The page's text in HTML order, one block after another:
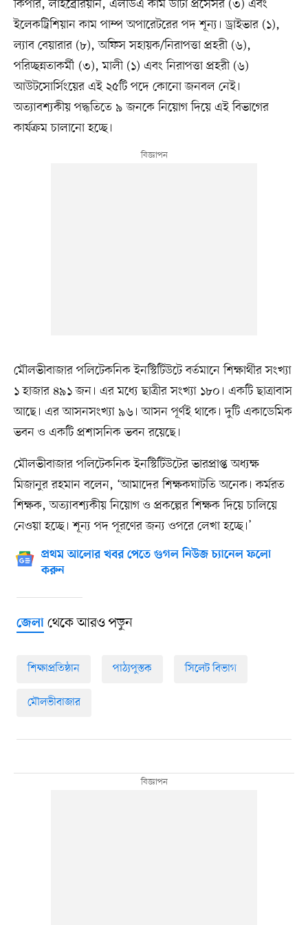
কিপার, লাইব্রেরিয়ান, এলডিএ কাম ডাটা প্রসেসর (৩) এবং
ইলেকট্রিশিয়ান কাম পাম্প অপারেটরের পদ শূন্য। ড্রাইভার (১),
ল্যাব বেয়ারার (৮), অফিস সহায়ক/নিরাপত্তা প্রহরী (৬),
পরিচ্ছন্নতাকর্মী (৩), মালী (১) এবং নিরাপত্তা প্রহরী (৬)
আউটসোর্সিংয়ের এই ২৫টি পদে কোনো জনবল নেই।
অত্যাবশ্যকীয় পদ্ধতিতে ৯ জনকে নিয়োগ দিয়ে এই বিভাগের
কার্যক্রম চালানো হচ্ছে।
মৌলভীবাজার পলিটেকনিক ইনস্টিটিউটে বর্তমানে শিক্ষার্থীর সংখ্যা
১ হাজার ৪৯১ জন। এর মধ্যে ছাত্রীর সংখ্যা ১৮০। একটি ছাত্রাবাস
আছে। এর আসনসংখ্যা ৯৬। আসন পূর্ণই থাকে। দুটি একাডেমিক
ভবন ও একটি প্রশাসনিক ভবন রয়েছে।
মৌলভীবাজার পলিটেকনিক ইনস্টিটিউটের ভারপ্রাপ্ত অধ্যক্ষ
মিজানুর রহমান বলেন, ‘আমাদের শিক্ষকঘাটতি অনেক। কর্মরত
শিক্ষক, অত্যাবশ্যকীয় নিয়োগ ও প্রকল্পের শিক্ষক দিয়ে চালিয়ে
নেওয়া হচ্ছে। শূন্য পদ পূরণের জন্য ওপরে লেখা হচ্ছে।’
প্রথম আলোর খবর পেতে গুগল নিউজ চ্যানেল ফলো
করুন
জেলাথেকে আরও পড়ুন
শিক্ষাপ্রতিষ্ঠান পাঠ্যপুস্তক সিলেট বিভাগ
মৌলভীবাজার